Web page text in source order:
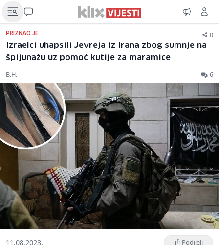
PRIZNAO JE 0
Izraelci uhapsili Jevreja iz Irana zbog sumnje na
špijunažu uz pomoć kutije za maramice
B.H. 6
11.08.2023. Podijeli